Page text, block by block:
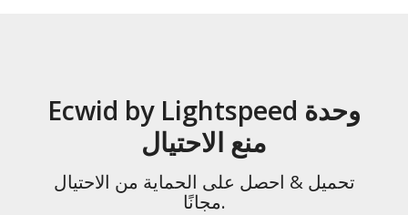
Ecwid by Lightspeed وحدة
منع الاحتيال
تحميل & احصل على الحماية من الاحتيال
مجانًا.